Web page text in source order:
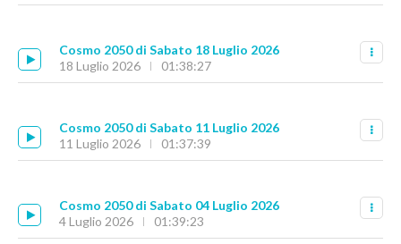
Cosmo 2050 di Sabato 18 Luglio 2026
18 Luglio 2026
01:38:27
Cosmo 2050 di Sabato 11 Luglio 2026
11 Luglio 2026
01:37:39
Cosmo 2050 di Sabato 04 Luglio 2026
4 Luglio 2026
01:39:23